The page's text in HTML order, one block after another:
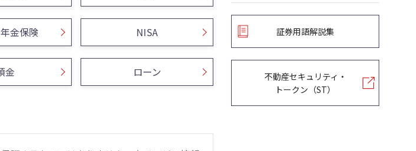
金保険 NISA
金 ローン
証券用語解説集
不動産セキュリティ・
トークン（ST）